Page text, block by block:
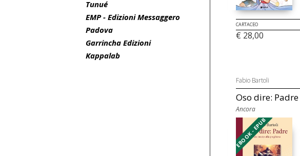
Tunué
EMP - Edizioni Messaggero
Padova
Garrincha Edizioni
Kappalab
CARTACEO
€ 28,00
Fabio Bartoli
Oso dire: Padre
Ancora
EBOOK - EPUB